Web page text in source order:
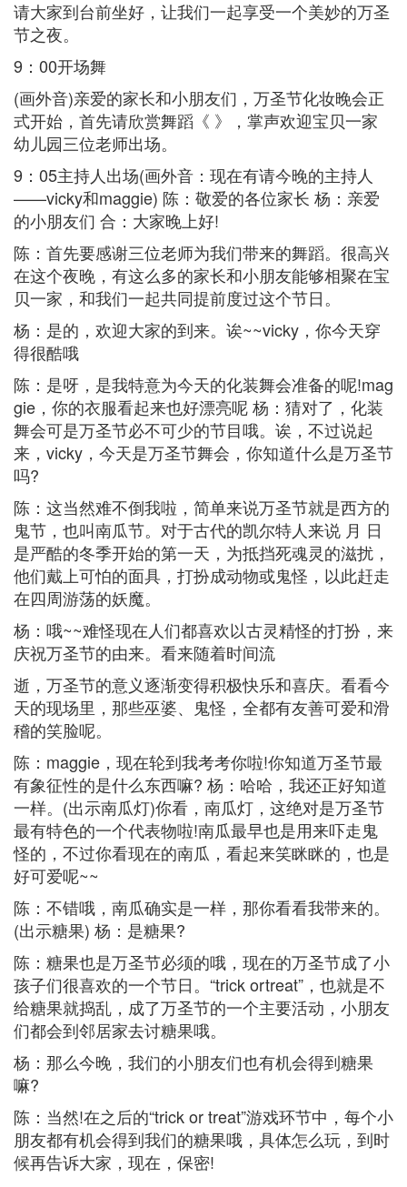
请大家到台前坐好，让我们一起享受一个美妙的万圣
节之夜。
9：00开场舞
(画外音)亲爱的家长和小朋友们，万圣节化妆晚会正
式开始，首先请欣赏舞蹈《 》，掌声欢迎宝贝一家
幼儿园三位老师出场。
9：05主持人出场(画外音：现在有请今晚的主持人
——vicky和maggie) 陈：敬爱的各位家长 杨：亲爱
的小朋友们 合：大家晚上好!
陈：首先要感谢三位老师为我们带来的舞蹈。很高兴
在这个夜晚，有这么多的家长和小朋友能够相聚在宝
贝一家，和我们一起共同提前度过这个节日。
杨：是的，欢迎大家的到来。诶~~vicky，你今天穿
得很酷哦
陈：是呀，是我特意为今天的化装舞会准备的呢!mag
gie，你的衣服看起来也好漂亮呢 杨：猜对了，化装
舞会可是万圣节必不可少的节目哦。诶，不过说起
来，vicky，今天是万圣节舞会，你知道什么是万圣节
吗?
陈：这当然难不倒我啦，简单来说万圣节就是西方的
鬼节，也叫南瓜节。对于古代的凯尔特人来说 月 日
是严酷的冬季开始的第一天，为抵挡死魂灵的滋扰，
他们戴上可怕的面具，打扮成动物或鬼怪，以此赶走
在四周游荡的妖魔。
杨：哦~~难怪现在人们都喜欢以古灵精怪的打扮，来
庆祝万圣节的由来。看来随着时间流
逝，万圣节的意义逐渐变得积极快乐和喜庆。看看今
天的现场里，那些巫婆、鬼怪，全都有友善可爱和滑
稽的笑脸呢。
陈：maggie，现在轮到我考考你啦!你知道万圣节最
有象征性的是什么东西嘛? 杨：哈哈，我还正好知道
一样。(出示南瓜灯)你看，南瓜灯，这绝对是万圣节
最有特色的一个代表物啦!南瓜最早也是用来吓走鬼
怪的，不过你看现在的南瓜，看起来笑眯眯的，也是
好可爱呢~~
陈：不错哦，南瓜确实是一样，那你看看我带来的。
(出示糖果) 杨：是糖果?
陈：糖果也是万圣节必须的哦，现在的万圣节成了小
孩子们很喜欢的一个节日。“trick ortreat”，也就是不
给糖果就捣乱，成了万圣节的一个主要活动，小朋友
们都会到邻居家去讨糖果哦。
杨：那么今晚，我们的小朋友们也有机会得到糖果
嘛?
陈：当然!在之后的“trick or treat”游戏环节中，每个小
朋友都有机会得到我们的糖果哦，具体怎么玩，到时
候再告诉大家，现在，保密!